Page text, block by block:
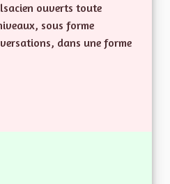
ouverts toute
sous forme
dans une forme